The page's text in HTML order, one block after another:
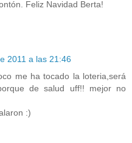
Feliz Navidad Berta!
2011 a las 21:46
me ha tocado la loteria,será
de salud uff!! mejor no
:)